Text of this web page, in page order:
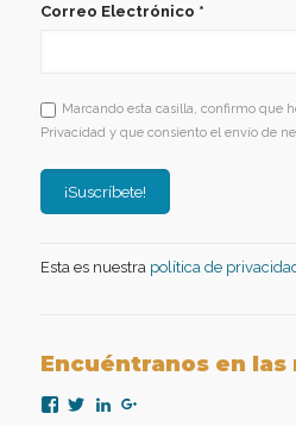
Correo Electrónico *
Marcando esta casilla, confirmo que
Privacidad y que consiento el envío de
Esta es nuestra política de
Encuéntranos en
Ver Ver Ver